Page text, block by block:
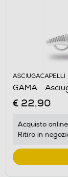
ASCIUGACAPELLI
GAMA -
€ 22,90
Acquisto
Ritiro in